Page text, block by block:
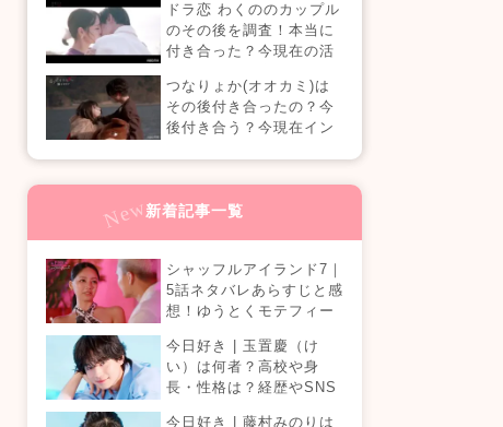
ドラ恋 わくののカップル
のその後を調査！本当に
付き合った？今現在の活
つなりょか(オオカミ)は
その後付き合ったの？今
後付き合う？今現在イン
新着記事一覧
シャッフルアイランド7｜
5話ネタバレあらすじと感
想！ゆうとくモテフィー
ったが暴走！？
今日好き | 玉置慶（け
い）は何者？高校や身
長・性格は？経歴やSNS
今日好き | 藤村みのりは